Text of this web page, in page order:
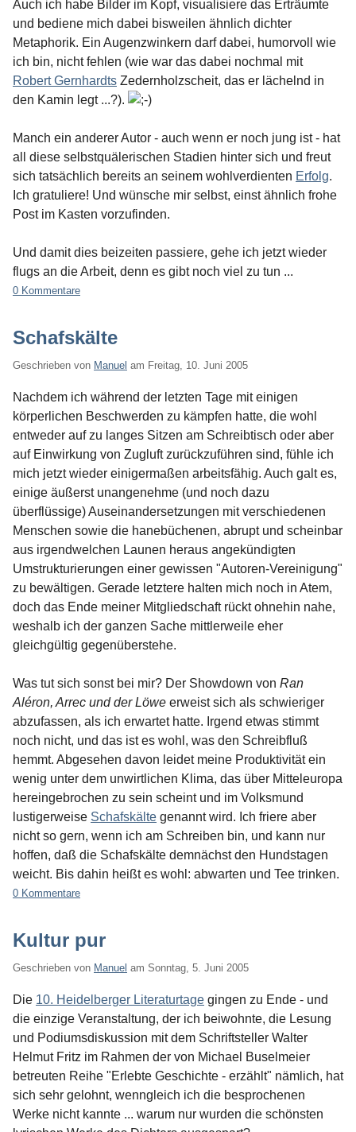
Auch ich habe Bilder im Kopf, visualisiere das Erträumte
und bediene mich dabei bisweilen ähnlich dichter
Metaphorik. Ein Augenzwinkern darf dabei, humorvoll wie
ich bin, nicht fehlen (wie war das dabei nochmal mit
Robert Gernhardts Zedernholzscheit, das er lächelnd in
den Kamin legt ...?).
Manch ein anderer Autor - auch wenn er noch jung ist - hat
all diese selbstquälerischen Stadien hinter sich und freut
sich tatsächlich bereits an seinem wohlverdienten Erfolg.
Ich gratuliere! Und wünsche mir selbst, einst ähnlich frohe
Post im Kasten vorzufinden.
Und damit dies beizeiten passiere, gehe ich jetzt wieder
flugs an die Arbeit, denn es gibt noch viel zu tun ...
0 Kommentare
Schafskälte
Geschrieben von Manuel am Freitag, 10. Juni 2005
Nachdem ich während der letzten Tage mit einigen
körperlichen Beschwerden zu kämpfen hatte, die wohl
entweder auf zu langes Sitzen am Schreibtisch oder aber
auf Einwirkung von Zugluft zurückzuführen sind, fühle ich
mich jetzt wieder einigermaßen arbeitsfähig. Auch galt es,
einige äußerst unangenehme (und noch dazu
überflüssige) Auseinandersetzungen mit verschiedenen
Menschen sowie die hanebüchenen, abrupt und scheinbar
aus irgendwelchen Launen heraus angekündigten
Umstrukturierungen einer gewissen "Autoren-Vereinigung"
zu bewältigen. Gerade letztere halten mich noch in Atem,
doch das Ende meiner Mitgliedschaft rückt ohnehin nahe,
weshalb ich der ganzen Sache mittlerweile eher
gleichgültig gegenüberstehe.
Was tut sich sonst bei mir? Der Showdown von Ran
Aléron, Arrec und der Löwe erweist sich als schwieriger
abzufassen, als ich erwartet hatte. Irgend etwas stimmt
noch nicht, und das ist es wohl, was den Schreibfluß
hemmt. Abgesehen davon leidet meine Produktivität ein
wenig unter dem unwirtlichen Klima, das über Mitteleuropa
hereingebrochen zu sein scheint und im Volksmund
lustigerweise Schafskälte genannt wird. Ich friere aber
nicht so gern, wenn ich am Schreiben bin, und kann nur
hoffen, daß die Schafskälte demnächst den Hundstagen
weicht. Bis dahin heißt es wohl: abwarten und Tee trinken.
0 Kommentare
Kultur pur
Geschrieben von Manuel am Sonntag, 5. Juni 2005
Die 10. Heidelberger Literaturtage gingen zu Ende - und
die einzige Veranstaltung, der ich beiwohnte, die Lesung
und Podiumsdiskussion mit dem Schriftsteller Walter
Helmut Fritz im Rahmen der von Michael Buselmeier
betreuten Reihe "Erlebte Geschichte - erzählt" nämlich, hat
sich sehr gelohnt, wenngleich ich die besprochenen
Werke nicht kannte ... warum nur wurden die schönsten